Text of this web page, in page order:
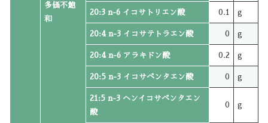
多価不飽
和
20:3 n-6 イコサトリエン酸 0.1 g
20:4 n-3 イコサテトラエン酸 0 g
20:4 n-6 アラキドン酸 0.2 g
20:5 n-3 イコサペンタエン酸 0 g
21:5 n-3 ヘンイコサペンタエン
酸
0 g